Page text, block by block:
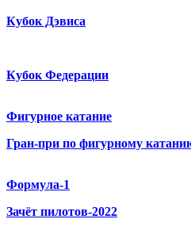
Кубок Дэвиса
Кубок Федерации
Фигурное катание
Гран-при по фигурному
Формула-1
Зачёт пилотов-2022